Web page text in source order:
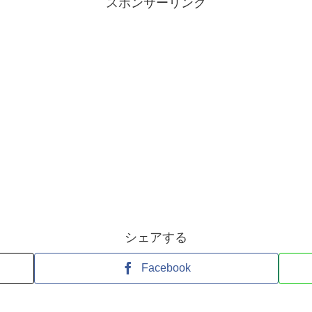
スポンサーリンク
シェアする
Facebook